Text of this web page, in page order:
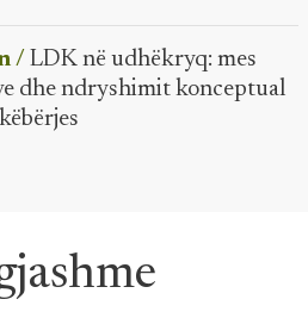
/ LDK në udhëkryq: mes
dhe ndryshimit konceptual